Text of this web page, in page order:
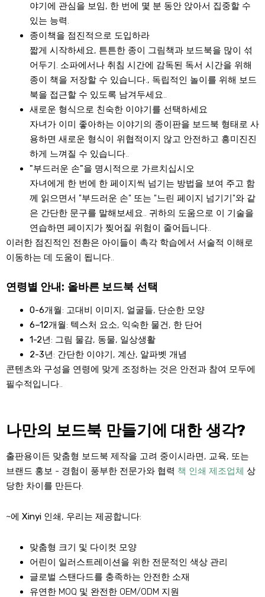
야기에 관심을 보임, 한 번에 몇 분 동안 앉아서 집중할 수
있는 능력.
종이책을 점진적으로 도입하라
짧게 시작하세요, 튼튼한 종이 그림책과 보드북을 많이 섞
어두기. 소파에서나 취침 시간에 감독된 독서 시간을 위해
종이 책을 저장할 수 있습니다., 독립적인 놀이를 위해 보드
북을 접근할 수 있도록 남겨두세요..
새로운 형식으로 친숙한 이야기를 선택하세요
자녀가 이미 좋아하는 이야기의 종이판을 보드북 형태로 사
용하면 새로운 형식이 위협적이지 않고 안전하고 흥미진진
하게 느껴질 수 있습니다..
"부드러운 손"을 명시적으로 가르치십시오
자녀에게 한 번에 한 페이지씩 넘기는 방법을 보여 주고 함
께 읽으면서 "부드러운 손" 또는 "느린 페이지 넘기기"와 같
은 간단한 문구를 말해보세요.. 귀하의 도움으로 이 기술을
연습하면 페이지가 찢어질 위험이 줄어듭니다..
이러한 점진적인 전환은 아이들이 촉각 학습에서 서술적 이해로
이동하는 데 도움이 됩니다..
연령별 안내: 올바른 보드북 선택
0-6개월: 고대비 이미지, 얼굴들, 단순한 모양
6–12개월: 텍스처 요소, 익숙한 물건, 한 단어
1-2년: 그림 물감, 동물, 일상생활
2-3년: 간단한 이야기, 계산, 알파벳 개념
콘텐츠와 구성을 연령에 맞게 조정하는 것은 안전과 참여 모두에
필수적입니다..
나만의 보드북 만들기에 대한 생각?
출판용이든 맞춤형 보드북 제작을 고려 중이시라면, 교육, 또는
브랜드 홍보 - 경험이 풍부한 전문가와 협력 책 인쇄 제조업체 상
당한 차이를 만든다.
~에 Xinyi 인쇄 , 우리는 제공합니다:
맞춤형 크기 및 다이컷 모양
어린이 일러스트레이션을 위한 전문적인 색상 관리
글로벌 스탠다드를 충족하는 안전한 소재
유연한 MOQ 및 완전한 OEM/ODM 지원